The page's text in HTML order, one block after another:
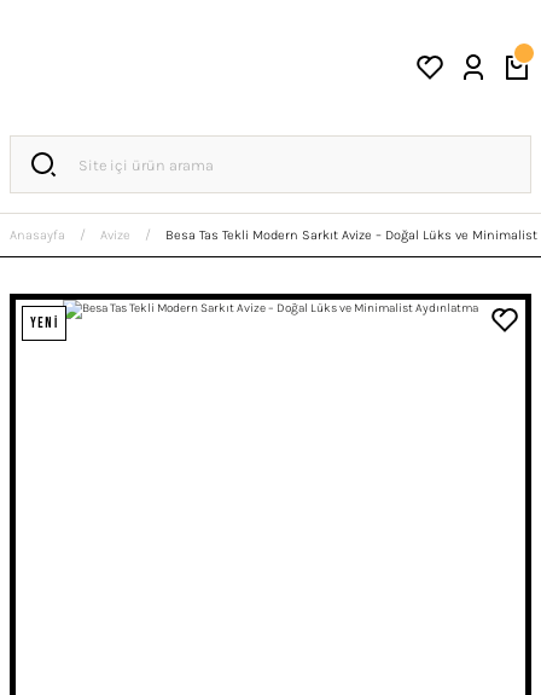
Anasayfa Avize Besa Tas Tekli Modern Sarkıt Avize – Doğal Lüks ve Minimalist
YENİ